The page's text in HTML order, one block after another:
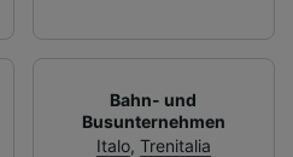
Bahn- und
Busunternehmen
Italo, Trenitalia